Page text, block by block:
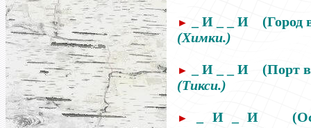
► _ И _ _ И
(Город
(Химки.)
► _ И _ _ И
(Порт
(Тикси.)
►
_ И _ И